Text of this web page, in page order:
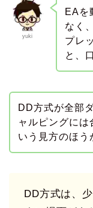
yuki
EAを
なく
プレ
と、
DD方式が全部
ャルピングには
いう見方のほう
DD方式は、